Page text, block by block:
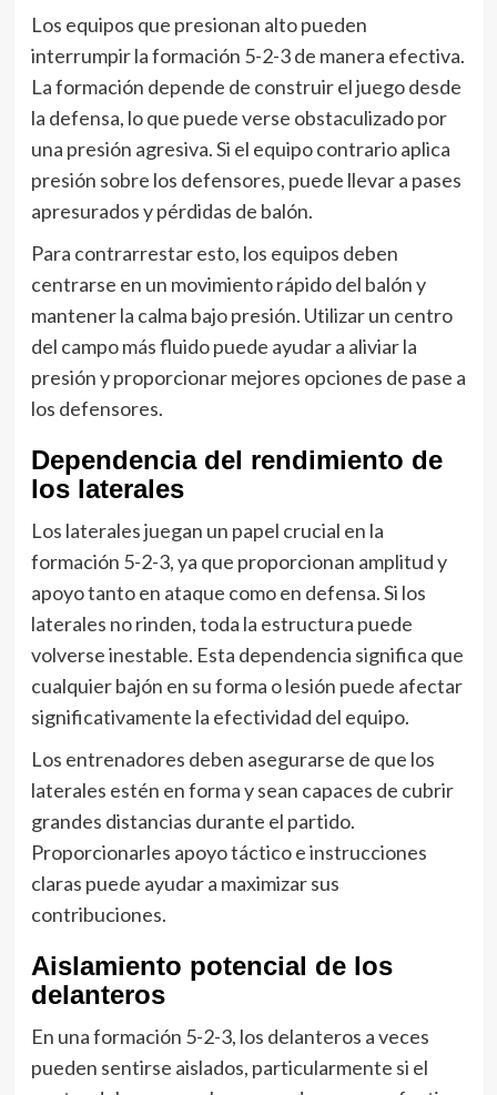
Los equipos que presionan alto pueden
interrumpir la formación 5-2-3 de manera efectiva.
La formación depende de construir el juego desde
la defensa, lo que puede verse obstaculizado por
una presión agresiva. Si el equipo contrario aplica
presión sobre los defensores, puede llevar a pases
apresurados y pérdidas de balón.
Para contrarrestar esto, los equipos deben
centrarse en un movimiento rápido del balón y
mantener la calma bajo presión. Utilizar un centro
del campo más fluido puede ayudar a aliviar la
presión y proporcionar mejores opciones de pase a
los defensores.
Dependencia del rendimiento de
los laterales
Los laterales juegan un papel crucial en la
formación 5-2-3, ya que proporcionan amplitud y
apoyo tanto en ataque como en defensa. Si los
laterales no rinden, toda la estructura puede
volverse inestable. Esta dependencia significa que
cualquier bajón en su forma o lesión puede afectar
significativamente la efectividad del equipo.
Los entrenadores deben asegurarse de que los
laterales estén en forma y sean capaces de cubrir
grandes distancias durante el partido.
Proporcionarles apoyo táctico e instrucciones
claras puede ayudar a maximizar sus
contribuciones.
Aislamiento potencial de los
delanteros
En una formación 5-2-3, los delanteros a veces
pueden sentirse aislados, particularmente si el